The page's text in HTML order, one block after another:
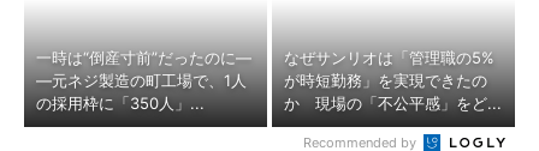
一時は“倒産寸前”だったのに―
―元ネジ製造の町工場で、1人
の採用枠に「350人」...
なぜサンリオは「管理職の5%
が時短勤務」を実現できたの
か 現場の「不公平感」をど...
Recommended by